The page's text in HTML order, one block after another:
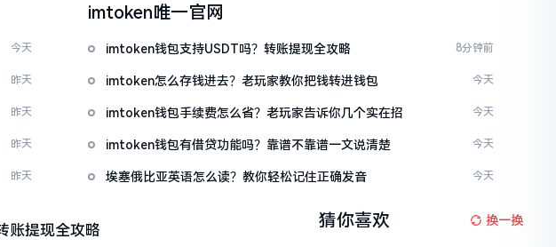
今天
昨天
昨天
昨天
昨天
imtoken唯一官网
imtoken钱包支持USDT吗？转账提现全攻略 8分钟前
imtoken怎么存钱进去？老玩家教你把钱转进钱包 今天
imtoken钱包手续费怎么省？老玩家告诉你几个实在招 今天
imtoken钱包有借贷功能吗？靠谱不靠谱一文说清楚 今天
埃塞俄比亚英语怎么读？教你轻松记住正确发音 今天
账提现全攻略 猜你喜欢 换一换